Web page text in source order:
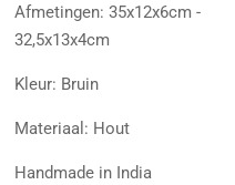
Afmetingen: 35x12x6cm -
32,5x13x4cm
Kleur: Bruin
Materiaal: Hout
Handmade in India